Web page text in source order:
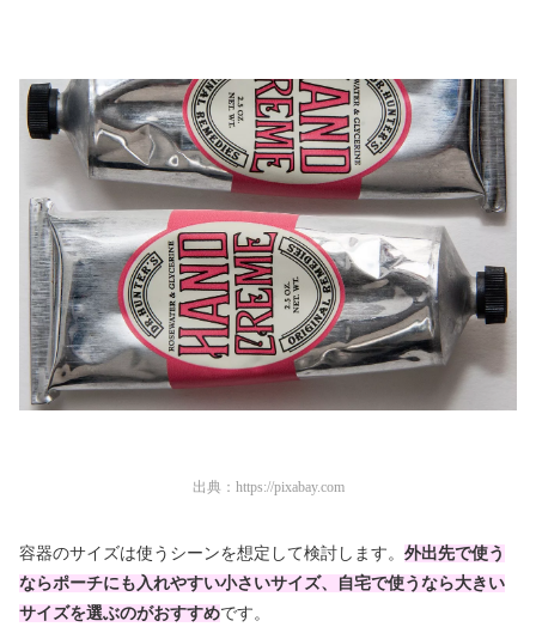
出典： https://pixabay.com
容器のサイズは使うシーンを想定して検討します。 外出先で使う
ならポーチにも入れやすい小さいサイズ、自宅で使うなら大きい
サイズを選ぶのがおすすめです。